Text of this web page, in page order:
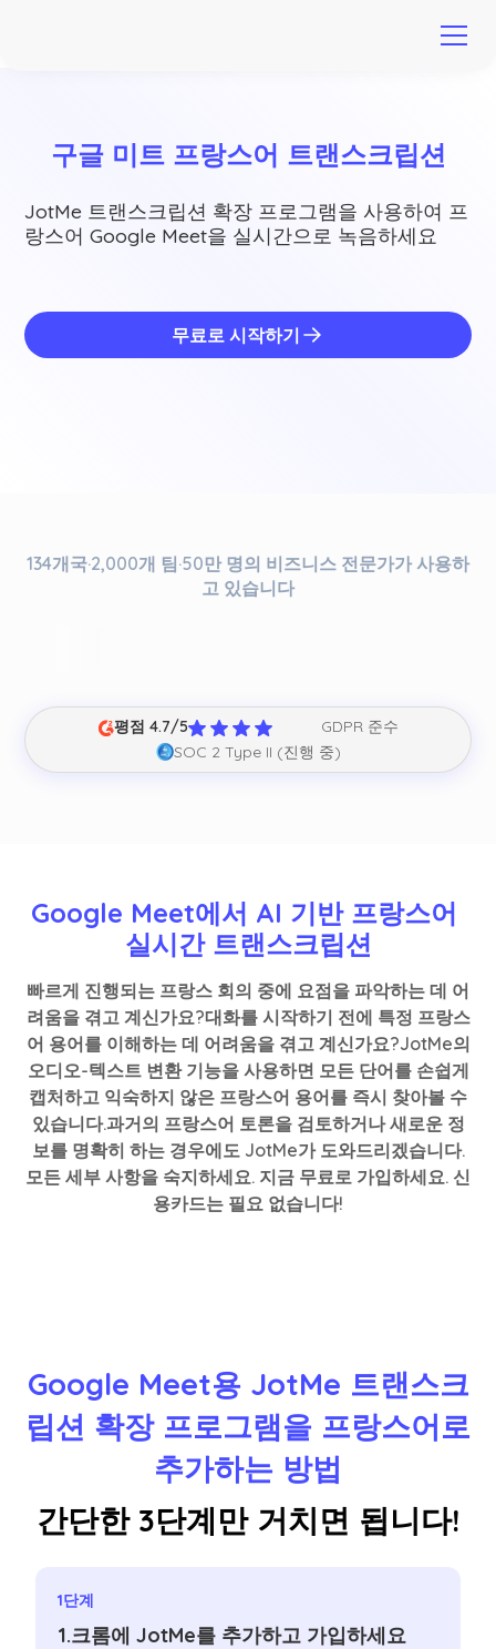
구글 미트 프랑스어 트랜스크립션
JotMe 트랜스크립션 확장 프로그램을 사용하여 프
랑스어 Google Meet을 실시간으로 녹음하세요
무료로 시작하기
134개국·2,000개 팀·50만 명의 비즈니스 전문가가 사용하
고 있습니다
평점 4.7/5
GDPR 준수
SOC 2 Type II (진행 중)
Google Meet에서 AI 기반 프랑스어
실시간 트랜스크립션
빠르게 진행되는 프랑스 회의 중에 요점을 파악하는 데 어
려움을 겪고 계신가요?대화를 시작하기 전에 특정 프랑스
어 용어를 이해하는 데 어려움을 겪고 계신가요?JotMe의
오디오-텍스트 변환 기능을 사용하면 모든 단어를 손쉽게
캡처하고 익숙하지 않은 프랑스어 용어를 즉시 찾아볼 수
있습니다.과거의 프랑스어 토론을 검토하거나 새로운 정
보를 명확히 하는 경우에도 JotMe가 도와드리겠습니다.
모든 세부 사항을 숙지하세요. 지금 무료로 가입하세요. 신
용카드는 필요 없습니다!
Google Meet용 JotMe 트랜스크
립션 확장 프로그램을 프랑스어로
추가하는 방법
간단한 3단계만 거치면 됩니다!
1단계
1.크롬에 JotMe를 추가하고 가입하세요